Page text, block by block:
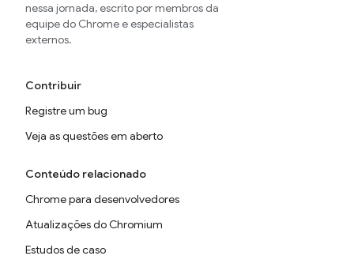
nessa jornada, escrito por membros da
equipe do Chrome e especialistas
externos.
Contribuir
Registre um bug
Veja as questões em aberto
Conteúdo relacionado
Chrome para desenvolvedores
Atualizações do Chromium
Estudos de caso